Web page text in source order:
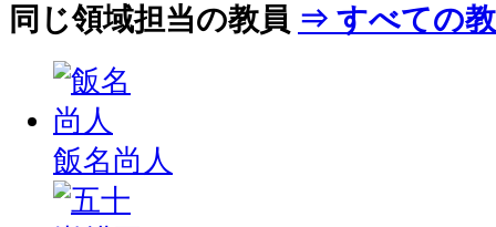
同じ領域担当の教員 ⇒ すべての
飯名尚人